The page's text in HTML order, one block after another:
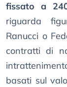
fissato a
riguarda
Ranucci o
contratti di
basati sul